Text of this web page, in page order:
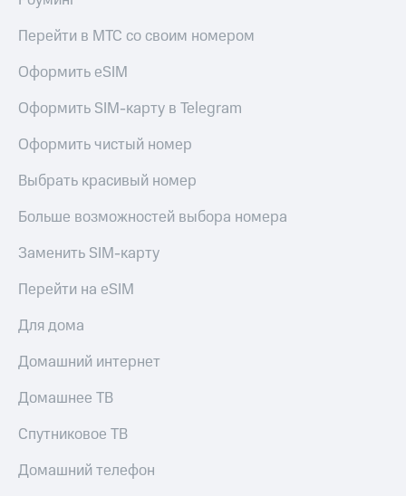
магазин
Смартфоны
и
часы
трекеры
Умный
Планшеты
Акции
и
скидки
Все
Перейти в МТС со своим номером
Оформить eSIM
Оформить SIM-карту в Telegram
Оформить чистый номер
Выбрать красивый номер
Больше возможностей выбора номера
Заменить SIM-карту
Перейти на eSIM
Для дома
Домашний интернет
Домашнее ТВ
Спутниковое ТВ
Домашний телефон